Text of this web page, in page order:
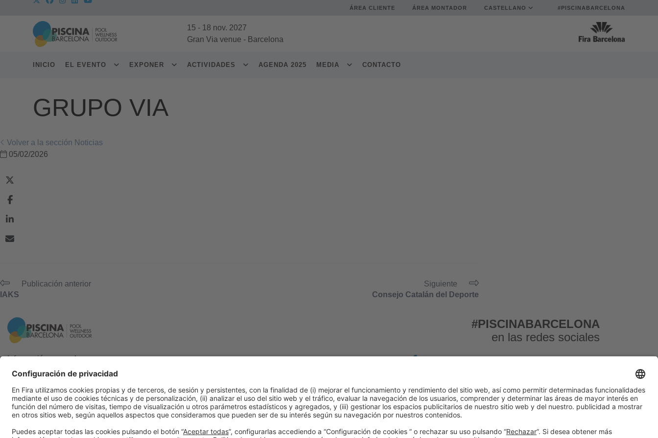
ÁREA CLIENTE ÁREA MONTADOR CASTELLANO #PISCINABARCELONA
15 - 18 nov. 2027
Gran Via venue - Barcelona
INICIO EL EVENTO EXPONER ACTIVIDADES AGENDA 2025 MEDIA CONTACTO
GRUPO VIA
Volver a la sección Noticias
05/02/2026
Publicación anterior
IAKS
Siguiente
Consejo Catalán del Deporte
Información general
Aviso legal
Política de cookies
#PISCINABARCELONA
en las redes sociales